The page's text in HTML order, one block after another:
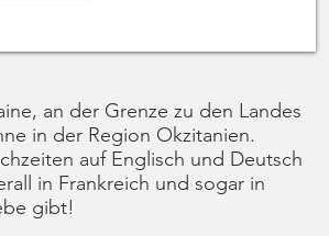
an der Grenze zu den Landes
in der Region Okzitanien.
auf Englisch und Deutsch
in Frankreich und sogar in
gibt!